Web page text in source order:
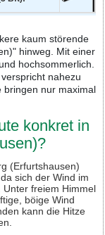
kaum störende
hinweg. Mit einer
hochsommerlich.
nahezu
bringen nur maximal
konkret in
(Erfurtshausen)
sich der Wind im
freiem Himmel
böige Wind
kann die Hitze